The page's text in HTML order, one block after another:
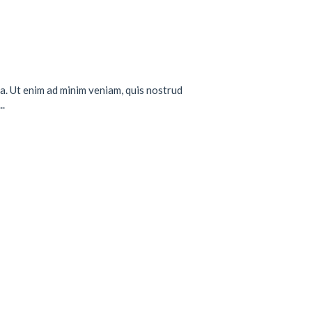
enim ad minim veniam, quis nostrud